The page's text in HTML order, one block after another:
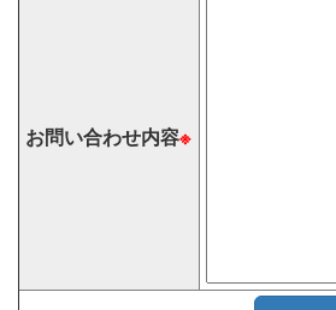
お問い合わせ内容※